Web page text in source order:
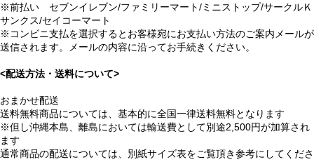
※前払い セブンイレブン/ファミリーマート/ミニストップ/サークルＫ
サンクス/セイコーマート
※コンビニ支払を選択するとお客様宛にお支払い方法のご案内メールが
送信されます。メールの内容に沿ってお手続きください。
<配送方法・送料について>
おまかせ配送
送料無料商品については、基本的に全国一律送料無料となります
※但し沖縄本島、離島においては輸送費として別途2,500円が加算され
ます
通常商品の配送については、別紙サイズ表をご覧頂き参考にしてくださ